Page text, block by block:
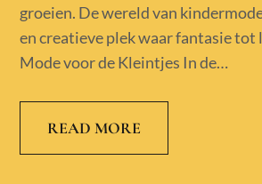
groeien. De wereld van
en creatieve plek waar fantasie tot
Mode voor de Kleintjes In de…
READ MORE